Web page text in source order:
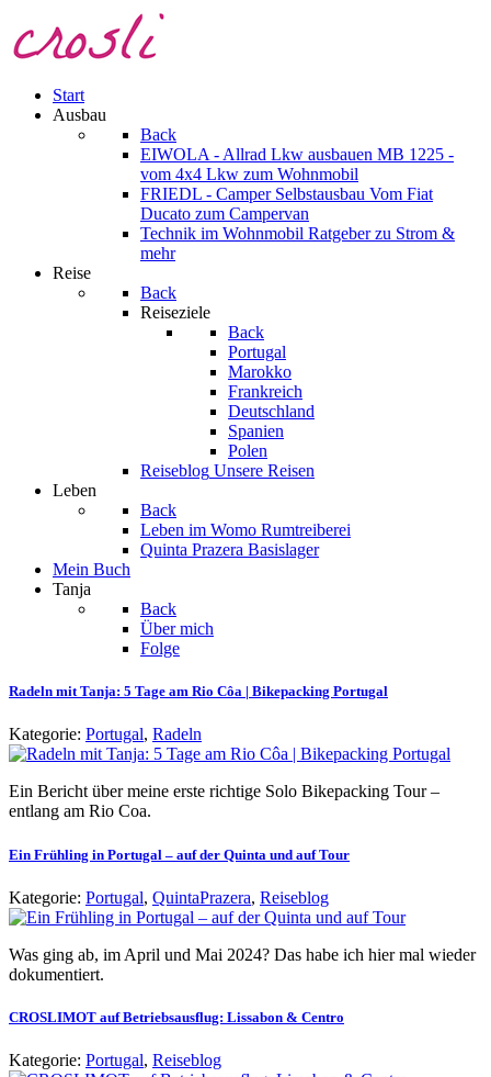
Start
Ausbau
Back
EIWOLA - Allrad Lkw ausbauen MB 1225 -
vom 4x4 Lkw zum Wohnmobil
FRIEDL - Camper Selbstausbau Vom Fiat
Ducato zum Campervan
Technik im Wohnmobil Ratgeber zu Strom &
mehr
Reise
Back
Reiseziele
Back
Portugal
Marokko
Frankreich
Deutschland
Spanien
Polen
Reiseblog Unsere Reisen
Leben
Back
Leben im Womo Rumtreiberei
Quinta Prazera Basislager
Mein Buch
Tanja
Back
Über mich
Folge
Radeln mit Tanja: 5 Tage am Rio Côa | Bikepacking Portugal
Kategorie: Portugal, Radeln
Ein Bericht über meine erste richtige Solo Bikepacking Tour –
entlang am Rio Coa.
Ein Frühling in Portugal – auf der Quinta und auf Tour
Kategorie: Portugal, QuintaPrazera, Reiseblog
Was ging ab, im April und Mai 2024? Das habe ich hier mal wieder
dokumentiert.
CROSLIMOT auf Betriebsausflug: Lissabon & Centro
Kategorie: Portugal, Reiseblog